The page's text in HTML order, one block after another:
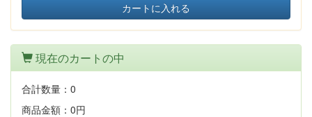
カートに入れる
現在のカートの中
合計数量： 0
商品金額： 0円